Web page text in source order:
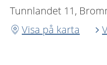
Tunnlandet 11,
Visa på karta